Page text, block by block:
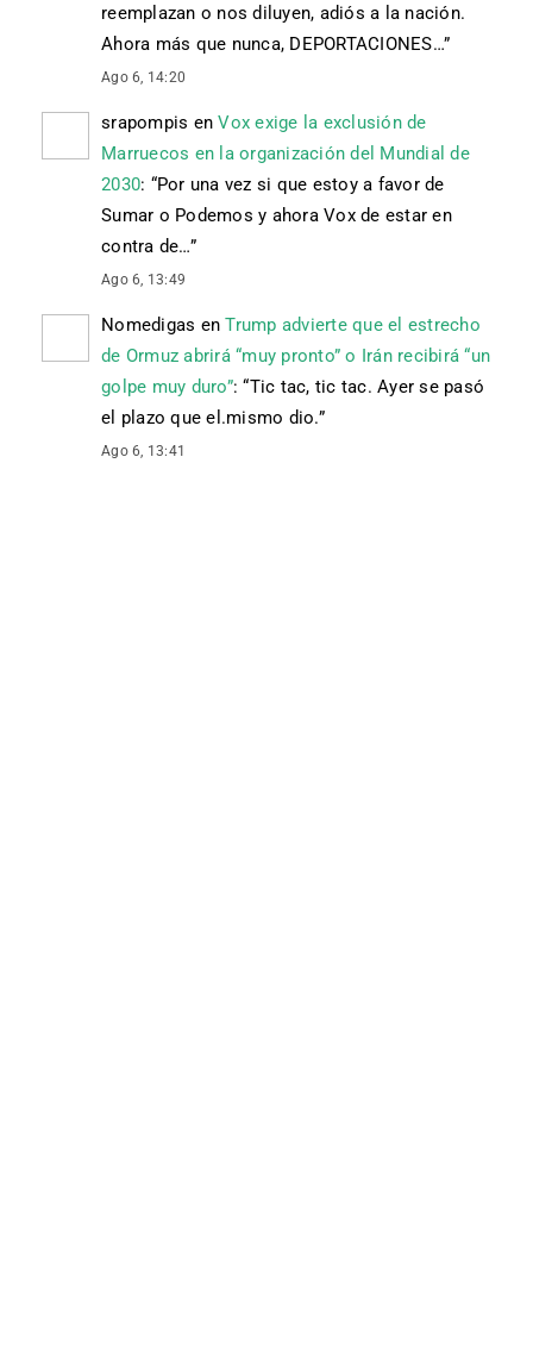
reemplazan o nos diluyen, adiós a la nación.
Ahora más que nunca, DEPORTACIONES…”
Ago 6, 14:20
srapompis enVox exige la exclusión de
Marruecos en la organización del Mundial de
2030: “Por una vez si que estoy a favor de
Sumar o Podemos y ahora Vox de estar en
contra de…”
Ago 6, 13:49
Nomedigas enTrump advierte que el estrecho
de Ormuz abrirá “muy pronto” o Irán recibirá “un
golpe muy duro”: “Tic tac, tic tac. Ayer se pasó
el plazo que el.mismo dio.”
Ago 6, 13:41